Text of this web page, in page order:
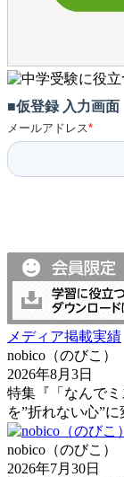
メディア掲載実績
nobico（のびこ）
2026年8月3日
特集『「なんで
を”折れない心”に
nobico（のびこ）
2026年7月30日